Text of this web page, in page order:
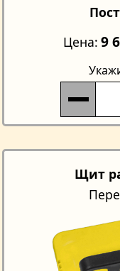
Цена 9
Щит